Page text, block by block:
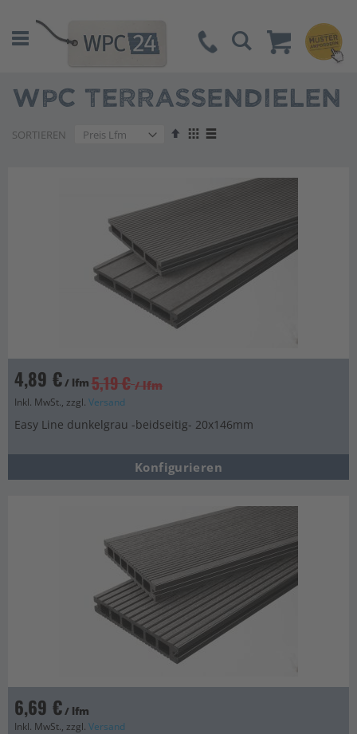
Suche
WPC TERRASSENDIELEN
SORTIEREN
AbsteigendAnzeigen
4,89 €/ lfm 5,19 € / lfm
Inkl. MwSt., zzgl. Versand
Easy Line dunkelgrau -beidseitig- 20x146mm
Konfigurieren
6,69 €/ lfm
Inkl. MwSt., zzgl. Versand